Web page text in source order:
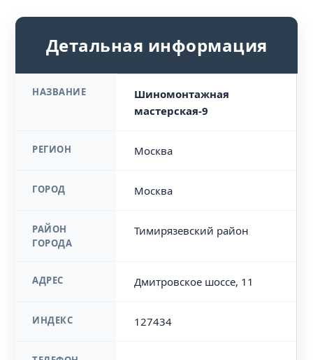
Детальная информация
НАЗВАНИЕ
Шиномонтажная
мастерская-9
РЕГИОН Москва
ГОРОД Москва
РАЙОН
ГОРОДА
Тимирязевский район
АДРЕС Дмитровское шоссе, 11
ИНДЕКС 127434